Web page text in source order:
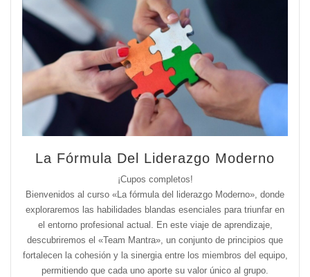
La Fórmula Del Liderazgo Moderno
¡Cupos completos!
Bienvenidos al curso «La fórmula del liderazgo Moderno», donde
exploraremos las habilidades blandas esenciales para triunfar en
el entorno profesional actual. En este viaje de aprendizaje,
descubriremos el «Team Mantra», un conjunto de principios que
fortalecen la cohesión y la sinergia entre los miembros del equipo,
permitiendo que cada uno aporte su valor único al grupo.